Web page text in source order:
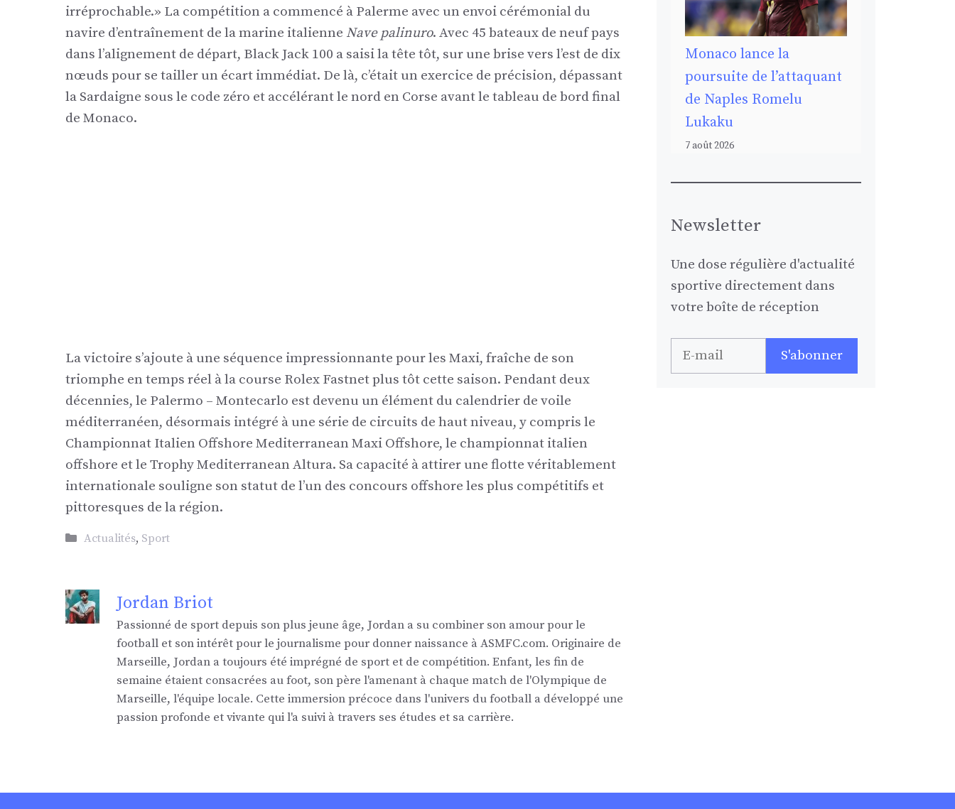
irréprochable.» La compétition a commencé à Palerme avec un envoi cérémonial du
navire d’entraînement de la marine italienne Nave palinuro. Avec 45 bateaux de neuf pays
dans l’alignement de départ, Black Jack 100 a saisi la tête tôt, sur une brise vers l’est de dix
nœuds pour se tailler un écart immédiat. De là, c’était un exercice de précision, dépassant
la Sardaigne sous le code zéro et accélérant le nord en Corse avant le tableau de bord final
de Monaco.
La victoire s’ajoute à une séquence impressionnante pour les Maxi, fraîche de son
triomphe en temps réel à la course Rolex Fastnet plus tôt cette saison. Pendant deux
décennies, le Palermo – Montecarlo est devenu un élément du calendrier de voile
méditerranéen, désormais intégré à une série de circuits de haut niveau, y compris le
Championnat Italien Offshore Mediterranean Maxi Offshore, le championnat italien
offshore et le Trophy Mediterranean Altura. Sa capacité à attirer une flotte véritablement
internationale souligne son statut de l’un des concours offshore les plus compétitifs et
pittoresques de la région.
Catégories
Actualités, Sport
Jordan Briot
Passionné de sport depuis son plus jeune âge, Jordan a su combiner son amour pour le
football et son intérêt pour le journalisme pour donner naissance à ASMFC.com. Originaire de
Marseille, Jordan a toujours été imprégné de sport et de compétition. Enfant, les fin de
semaine étaient consacrées au foot, son père l'amenant à chaque match de l'Olympique de
Marseille, l'équipe locale. Cette immersion précoce dans l'univers du football a développé une
passion profonde et vivante qui l'a suivi à travers ses études et sa carrière.
Monaco lance la
poursuite de l’attaquant
de Naples Romelu
Lukaku
7 août 2026
Newsletter
Une dose régulière d'actualité
sportive directement dans
votre boîte de réception